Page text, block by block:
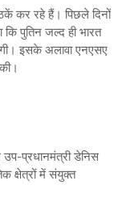
कर रहे हैं। पिछले दिनों
कि पुतिन जल्द ही भारत
इसके अलावा एनएसए
प्रधानमंत्री डेनिस
क्षेत्रों में संयुक्त